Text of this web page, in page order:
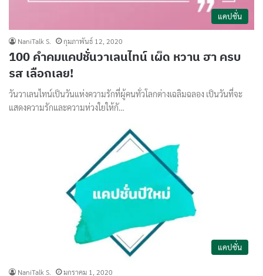
แคปชั่น
NaniTalk S. กุมภาพันธ์ 12, 2020
100 คำคมแคปชั่นวาเลนไทน์ เผ็ด หวาน ฮา ครบ
รส เลือกเลย!
วันวาเลนไทน์เป็นวันแห่งความรักที่ผู้คนทั่วโลกต่างเฉลิมฉลอง เป็นวันที่จะ
แสดงความรักและความห่วงใยให้กั…
แคปชั่น
NaniTalk S. มกราคม 1, 2020